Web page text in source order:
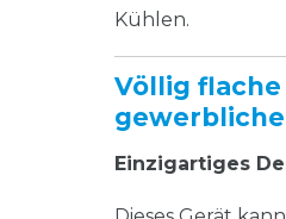
Kühlen.
Völlig
Einzigartiges